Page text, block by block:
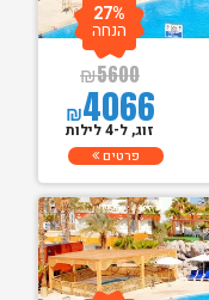
₪5600
₪4066
27%
הנחה
זוג, ל-4 לילות
פרטים